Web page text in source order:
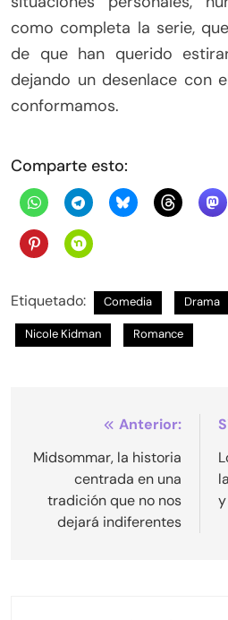
como completa la serie,
de que han querido
dejando un desenlace con
conformamos.
Comparte esto:
Etiquetado: Comedia Drama
Nicole Kidman Romance
Navegación
de
entradas
Anterior:
Midsommar, la historia
centrada en una
tradición que no nos
dejará indiferentes